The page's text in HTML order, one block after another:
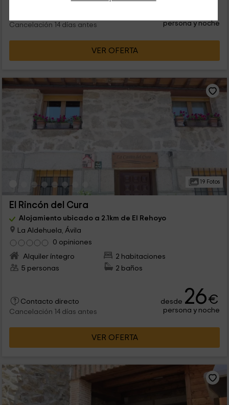
Cancelación 14 días antes
persona y noche
VER OFERTA
19 Fotos
El Rincón del Cura
Alojamiento ubicado a 2.1km de El Rehoyo
La Aldehuela, Ávila
0 opiniones
Alquiler íntegro
2 habitaciones
5 personas
2 baños
Contacto directo
Cancelación 14 días antes
desde 26€
persona y noche
VER OFERTA